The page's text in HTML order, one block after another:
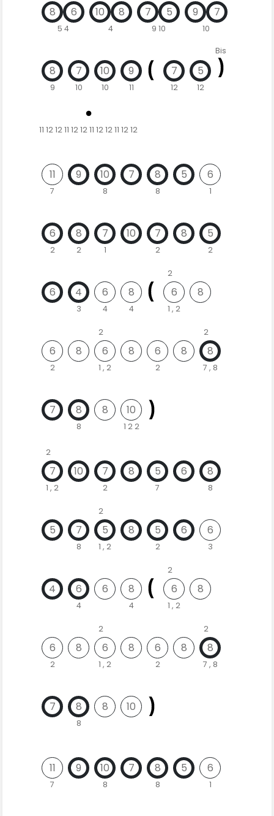
8 6
5 4
10 8
4
7 5
9 10
9 7
10
8
9
7
10
10
10
9
11
7
12
5
12
Bis
11 12 12 11 12 12 11 12 12 11 12 12
11
7
9 10
8
7 8
8
5 6
1
6
2
8
2
7
1
10 7
2
8 5
2
6 4
3
6
4
8
4
2
6
1 , 2
8
6
2
8
2
6
1 , 2
8 6
2
8
2
8
7 , 8
7 8
8
8 10
1 2 2
2
7
1 , 2
10 7
2
8 5
7
6 8
8
5 7
8
2
5
1 , 2
8 5
2
6 6
3
4 6
4
6 8
4
2
6
1 , 2
8
6
2
8
2
6
1 , 2
8 6
2
8
2
8
7 , 8
7 8
8
8 10
11
7
9 10
8
7 8
8
5 6
1